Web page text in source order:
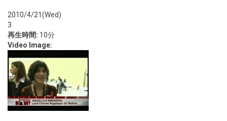
2010/4/21(Wed)
3
再生時間: 10分
Video Image: